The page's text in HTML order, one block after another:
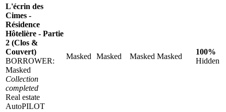
L'écrin des
Cimes -
Résidence
Hôtelière - Partie
2 (Clos &
Couvert)
BORROWER:
Masked
Collection
completed
Real estate
AutoPILOT
Masked Masked Masked Masked
100%
Hidden